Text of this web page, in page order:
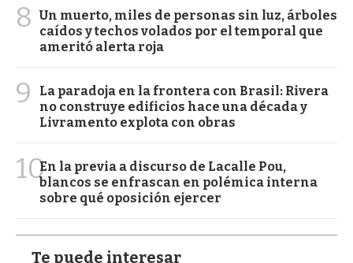
8 Un muerto, miles de personas sin luz, árboles
caídos y techos volados por el temporal que
ameritó alerta roja
9
La paradoja en la frontera con Brasil: Rivera
no construye edificios hace una década y
Livramento explota con obras
10En la previa a discurso de Lacalle Pou,
blancos se enfrascan en polémica interna
sobre qué oposición ejercer
Te puede interesar